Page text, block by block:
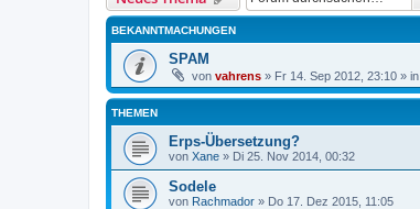
BEKANNTMACHUNGEN
SPAM
von vahrens » Fr 14. Sep 2012, 23:10 » in
THEMEN
Erps-Übersetzung?
von Xane » Di 25. Nov 2014, 00:32
Sodele
von Rachmador » Do 17. Dez 2015, 11:05